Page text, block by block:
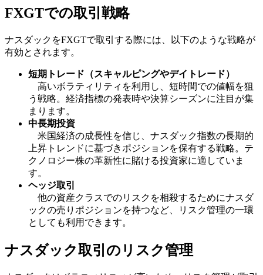
FXGTでの取引戦略
ナスダックをFXGTで取引する際には、以下のような戦略が
有効とされます。
短期トレード（スキャルピングやデイトレード）
高いボラティリティを利用し、短時間での値幅を狙
う戦略。経済指標の発表時や決算シーズンに注目が集
まります。
中長期投資
米国経済の成長性を信じ、ナスダック指数の長期的
上昇トレンドに基づきポジションを保有する戦略。テ
クノロジー株の革新性に賭ける投資家に適していま
す。
ヘッジ取引
他の資産クラスでのリスクを相殺するためにナスダ
ックの売りポジションを持つなど、リスク管理の一環
としても利用できます。
ナスダック取引のリスク管理